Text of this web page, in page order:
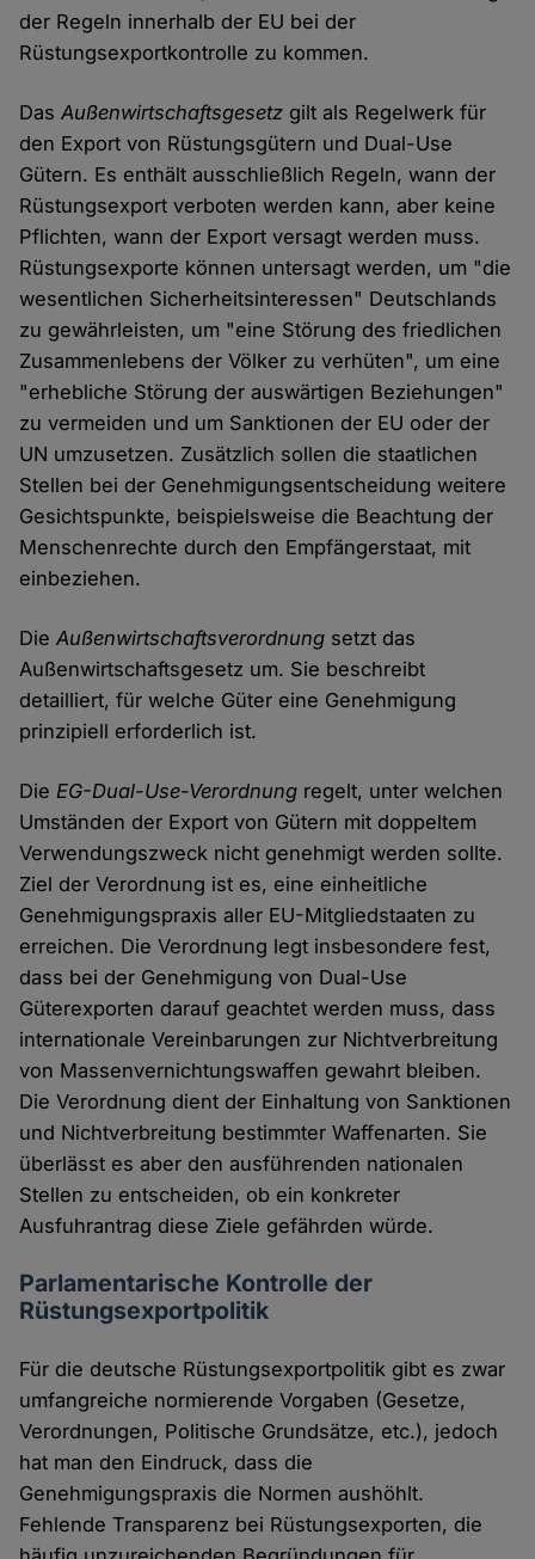
der Regeln innerhalb der EU bei der
Rüstungsexportkontrolle zu kommen.
DasAußenwirtschaftsgesetz gilt als Regelwerk für
den Export von Rüstungsgütern und Dual-Use
Gütern. Es enthält ausschließlich Regeln, wann der
Rüstungsexport verboten werden kann, aber keine
Pflichten, wann der Export versagt werden muss.
Rüstungsexporte können untersagt werden, um "die
wesentlichen Sicherheitsinteressen" Deutschlands
zu gewährleisten, um "eine Störung des friedlichen
Zusammenlebens der Völker zu verhüten", um eine
"erhebliche Störung der auswärtigen Beziehungen"
zu vermeiden und um Sanktionen der EU oder der
UN umzusetzen. Zusätzlich sollen die staatlichen
Stellen bei der Genehmigungsentscheidung weitere
Gesichtspunkte, beispielsweise die Beachtung der
Menschenrechte durch den Empfängerstaat, mit
einbeziehen.
DieAußenwirtschaftsverordnung setzt das
Außenwirtschaftsgesetz um. Sie beschreibt
detailliert, für welche Güter eine Genehmigung
prinzipiell erforderlich ist.
Die EG-Dual-Use-Verordnung regelt, unter welchen
Umständen der Export von Gütern mit doppeltem
Verwendungszweck nicht genehmigt werden sollte.
Ziel der Verordnung ist es, eine einheitliche
Genehmigungspraxis aller EU-Mitgliedstaaten zu
erreichen. Die Verordnung legt insbesondere fest,
dass bei der Genehmigung von Dual-Use
Güterexporten darauf geachtet werden muss, dass
internationale Vereinbarungen zur Nichtverbreitung
von Massenvernichtungswaffen gewahrt bleiben.
Die Verordnung dient der Einhaltung von Sanktionen
und Nichtverbreitung bestimmter Waffenarten. Sie
überlässt es aber den ausführenden nationalen
Stellen zu entscheiden, ob ein konkreter
Ausfuhrantrag diese Ziele gefährden würde.
Parlamentarische Kontrolle der
Rüstungsexportpolitik
Für die deutsche Rüstungsexportpolitik gibt es zwar
umfangreiche normierende Vorgaben (Gesetze,
Verordnungen, Politische Grundsätze, etc.), jedoch
hat man den Eindruck, dass die
Genehmigungspraxis die Normen aushöhlt.
Fehlende Transparenz bei Rüstungsexporten, die